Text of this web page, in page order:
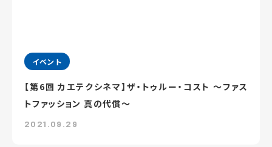
イベント
【第6回 カエテクシネマ】ザ・トゥルー・コスト ～ファス
トファッション 真の代償～
2021.09.29